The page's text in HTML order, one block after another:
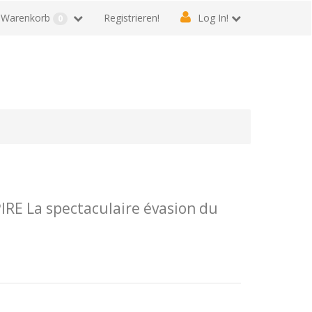
Registrieren! Log In!
Warenkorb 0
La spectaculaire évasion du